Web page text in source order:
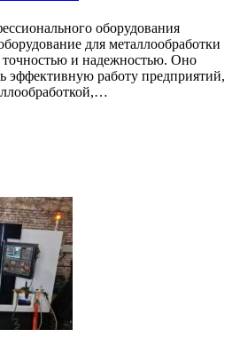
оборудования
для металлообработки
точностью и надежностью. Оно
эффективную работу предприятий,